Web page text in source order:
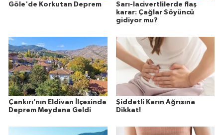
Göle'de Korkutan Deprem
Sarı-lacivertlilerde flaş
karar: Çağlar Söyüncü
gidiyor mu?
Çankırı’nın Eldivan İlçesinde
Deprem Meydana Geldi
Şiddetli Karın Ağrısına
Dikkat!